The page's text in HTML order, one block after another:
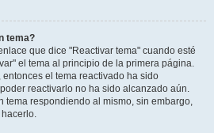
tema?
que dice "Reactivar tema" cuando esté
el tema al principio de la primera página.
el tema reactivado ha sido
reactivarlo no ha sido alcanzado aún.
tema respondiendo al mismo, sin embargo,
hacerlo.